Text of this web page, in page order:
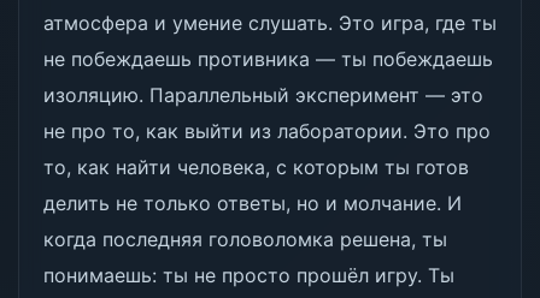
атмосфера и умение слушать. Это игра, где ты
не побеждаешь противника — ты побеждаешь
изоляцию. Параллельный эксперимент — это
не про то, как выйти из лаборатории. Это про
то, как найти человека, с которым ты готов
делить не только ответы, но и молчание. И
когда последняя головоломка решена, ты
понимаешь: ты не просто прошёл игру. Ты